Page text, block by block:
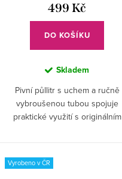
499 Kč
DO KOŠÍKU
Skladem
Pivní půllitr s uchem a ručně
vybroušenou tubou spojuje
praktické využití s originálním
pivo ve stylu.
Vyrobeno v ČR